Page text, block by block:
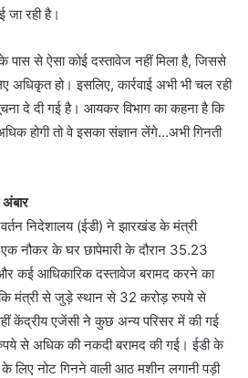
जा रही है।
पास से ऐसा कोई दस्तावेज नहीं मिला है, जिससे
हो। इसलिए, कार्रवाई अभी भी चल रही
दे दी गई है। आयकर विभाग का कहना है कि
होगी तो वे इसका संज्ञान लेंगे…अभी गिनती
निदेशालय (ईडी) ने झारखंड के मंत्री
नौकर के घर छापेमारी के दौरान 35.23
कई आधिकारिक दस्तावेज बरामद करने का
कि मंत्री से जुड़े स्थान से 32 करोड़ रुपये से
केंद्रीय एजेंसी ने कुछ अन्य परिसर में की गई
से अधिक की नकदी बरामद की गई। ईडी के
नोट गिनने वाली आठ मशीन लगानी पड़ी